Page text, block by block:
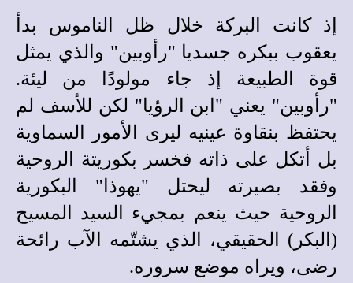
إذ كانت البركة خلال ظل الناموس بدأ
يعقوب ببكره جسديا "رأوبين" والذي يمثل
قوة الطبيعة إذ جاء مولودًا من ليئة.
"رأوبين" يعني "ابن الرؤيا" لكن للأسف لم
يحتفظ بنقاوة عينيه ليرى الأمور السماوية
بل أتكل على ذاته فخسر بكوريتة الروحية
وفقد بصيرته ليحتل "يهوذا" البكورية
الروحية حيث ينعم بمجيء السيد المسيح
(البكر) الحقيقي، الذي يشتّمه الآب رائحة
رضى، ويراه موضع سروره.